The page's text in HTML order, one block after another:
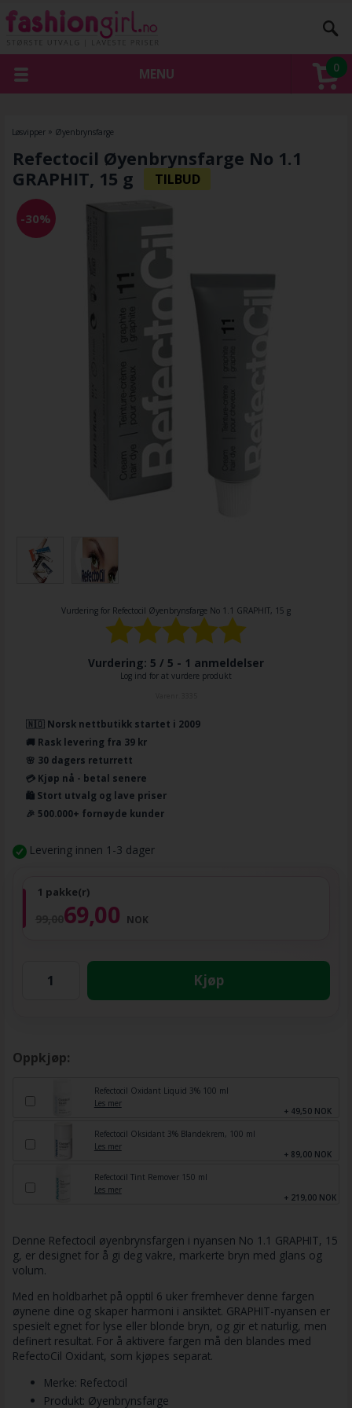
0
MENU
Løsvipper» Øyenbrynsfarge
Refectocil Øyenbrynsfarge No 1.1
GRAPHIT, 15 g
-30%
Vurdering for Refectocil Øyenbrynsfarge No 1.1 GRAPHIT, 15 g
Vurdering: 5 / 5 - 1 anmeldelser
Log ind for at vurdere produkt
🇳🇴 Norsk nettbutikk startet i 2009
🚚 Rask levering fra 39 kr
🌸 30 dagers returrett
💳 Kjøp nå - betal senere
🛍️ Stort utvalg og lave priser
🎉 500.000+ fornøyde kunder
Levering innen 1-3 dager
1 pakke(r)
69,00 NOK
Kjøp
Oppkjøp:
Refectocil Oxidant Liquid 3% 100 ml
Les mer
+ 49,50 NOK
Refectocil Oksidant 3% Blandekrem, 100 ml
Les mer
+ 89,00 NOK
Refectocil Tint Remover 150 ml
Les mer
+ 219,00 NOK
Denne Refectocil øyenbrynsfargen i nyansen No 1.1 GRAPHIT, 15
g, er designet for å gi deg vakre, markerte bryn med glans og
volum.
Med en holdbarhet på opptil 6 uker fremhever denne fargen
øynene dine og skaper harmoni i ansiktet. GRAPHIT-nyansen er
spesielt egnet for lyse eller blonde bryn, og gir et naturlig, men
definert resultat. For å aktivere fargen må den blandes med
RefectoCil Oxidant, som kjøpes separat.
Merke: Refectocil
Produkt: Øyenbrynsfarge